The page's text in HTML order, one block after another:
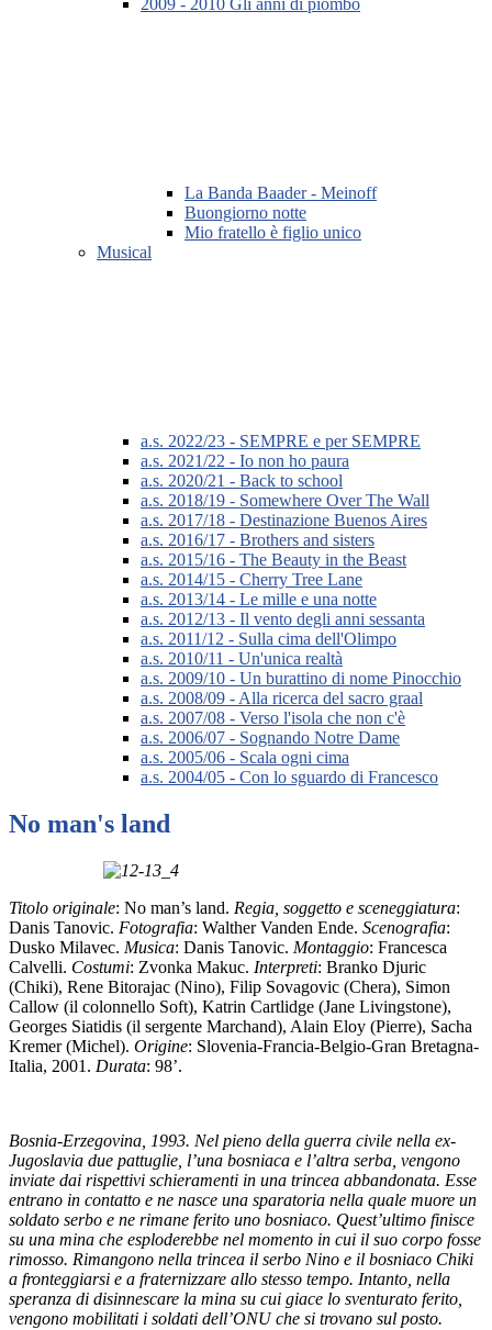
2009 - 2010 Gli anni di piombo
La Banda Baader - Meinoff
Buongiorno notte
Mio fratello è figlio unico
Musical
a.s. 2022/23 - SEMPRE e per SEMPRE
a.s. 2021/22 - Io non ho paura
a.s. 2020/21 - Back to school
a.s. 2018/19 - Somewhere Over The Wall
a.s. 2017/18 - Destinazione Buenos Aires
a.s. 2016/17 - Brothers and sisters
a.s. 2015/16 - The Beauty in the Beast
a.s. 2014/15 - Cherry Tree Lane
a.s. 2013/14 - Le mille e una notte
a.s. 2012/13 - Il vento degli anni sessanta
a.s. 2011/12 - Sulla cima dell'Olimpo
a.s. 2010/11 - Un'unica realtà
a.s. 2009/10 - Un burattino di nome Pinocchio
a.s. 2008/09 - Alla ricerca del sacro graal
a.s. 2007/08 - Verso l'isola che non c'è
a.s. 2006/07 - Sognando Notre Dame
a.s. 2005/06 - Scala ogni cima
a.s. 2004/05 - Con lo sguardo di Francesco
No man's land
Titolo originale: No man’s land. Regia, soggetto e sceneggiatura:
Danis Tanovic. Fotografia: Walther Vanden Ende. Scenografia:
Dusko Milavec. Musica: Danis Tanovic. Montaggio: Francesca
Calvelli. Costumi: Zvonka Makuc. Interpreti: Branko Djuric
(Chiki), Rene Bitorajac (Nino), Filip Sovagovic (Chera), Simon
Callow (il colonnello Soft), Katrin Cartlidge (Jane Livingstone),
Georges Siatidis (il sergente Marchand), Alain Eloy (Pierre), Sacha
Kremer (Michel). Origine: Slovenia-Francia-Belgio-Gran Bretagna-
Italia, 2001. Durata: 98’.
Bosnia-Erzegovina, 1993. Nel pieno della guerra civile nella ex-
Jugoslavia due pattuglie, l’una bosniaca e l’altra serba, vengono
inviate dai rispettivi schieramenti in una trincea abbandonata. Esse
entrano in contatto e ne nasce una sparatoria nella quale muore un
soldato serbo e ne rimane ferito uno bosniaco. Quest’ultimo finisce
su una mina che esploderebbe nel momento in cui il suo corpo fosse
rimosso. Rimangono nella trincea il serbo Nino e il bosniaco Chiki
a fronteggiarsi e a fraternizzare allo stesso tempo. Intanto, nella
speranza di disinnescare la mina su cui giace lo sventurato ferito,
vengono mobilitati i soldati dell’ONU che si trovano sul posto.